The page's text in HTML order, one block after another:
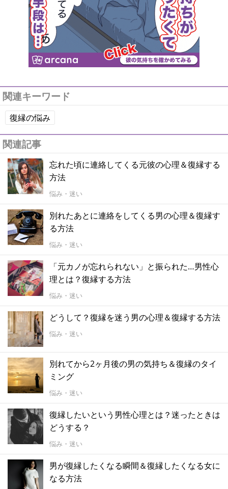
関連キーワード
復縁の悩み
関連記事
忘れた頃に連絡してくる元彼の心理＆復縁する
方法
悩み・迷い
別れたあとに連絡をしてくる男の心理＆復縁す
る方法
悩み・迷い
「元カノが忘れられない」と振られた…男性心
理とは？復縁する方法
悩み・迷い
どうして？復縁を迷う男の心理＆復縁する方法
悩み・迷い
別れてから2ヶ月後の男の気持ち＆復縁のタイ
ミング
悩み・迷い
復縁したいという男性心理とは？迷ったときは
どうする？
悩み・迷い
男が復縁したくなる瞬間＆復縁したくなる女に
なる方法